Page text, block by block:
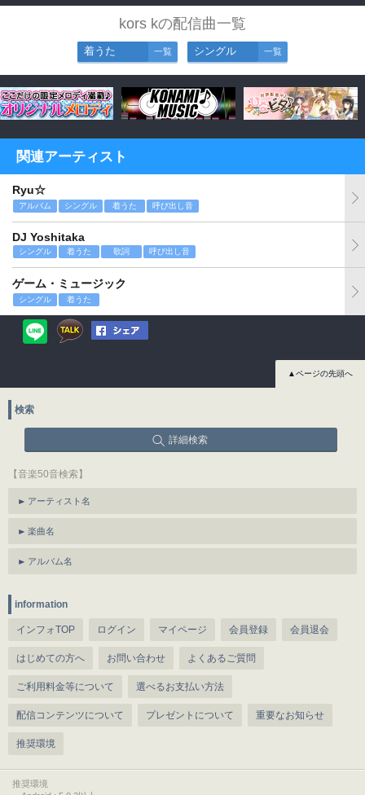
kors kの配信曲一覧
着うた 一覧 シングル 一覧
関連アーティスト
Ryu☆
アルバム シングル 着うた 呼び出し音
DJ Yoshitaka
シングル 着うた 歌詞 呼び出し音
ゲーム・ミュージック
シングル 着うた
▲ページの先頭へ
検索
詳細検索
【音楽50音検索】
アーティスト名
楽曲名
アルバム名
information
インフォTOP ログイン マイページ 会員登録 会員退会
はじめての方へ お問い合わせ よくあるご質問
ご利用料金等について 選べるお支払い方法
配信コンテンツについて プレゼントについて 重要なお知らせ
推奨環境
推奨環境